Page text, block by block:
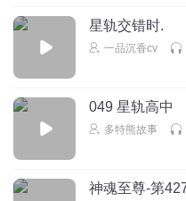
星轨交错时.
一品沉香cv
049 星轨高中
多特熊故事
神魂至尊-第